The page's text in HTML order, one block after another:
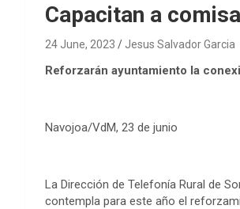
Capacitan a
24 June, 2023 Jesus Salvador Garcia
Reforzarán ayuntamiento la
Navojoa/VdM, 23 de junio
La Dirección de Telefonía Rural de
contempla para este año el